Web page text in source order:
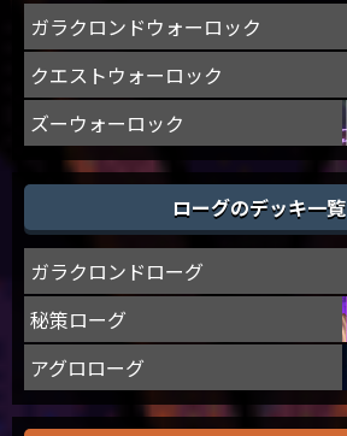
ガラクロンドウォーロック
クエストウォーロック
ズーウォーロック
ローグのデッキ一覧
ガラクロンドローグ
秘策ローグ
アグロローグ